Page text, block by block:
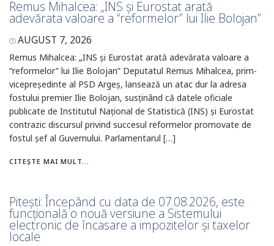
Remus Mihalcea: „INS și Eurostat arată
adevărata valoare a “reformelor” lui Ilie Bolojan”
AUGUST 7, 2026
Remus Mihalcea: „INS și Eurostat arată adevărata valoare a
“reformelor” lui Ilie Bolojan” Deputatul Remus Mihalcea, prim-
vicepreședinte al PSD Argeș, lansează un atac dur la adresa
fostului premier Ilie Bolojan, susținând că datele oficiale
publicate de Institutul Național de Statistică (INS) și Eurostat
contrazic discursul privind succesul reformelor promovate de
fostul șef al Guvernului. Parlamentarul […]
CITEȘTE MAI MULT...
Pitești: Începând cu data de 07.08.2026, este
funcțională o nouă versiune a Sistemului
electronic de încasare a impozitelor și taxelor
locale